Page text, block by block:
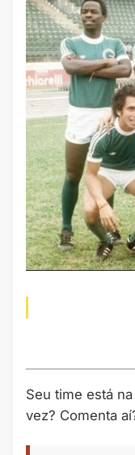
Seu time está
vez? Comenta